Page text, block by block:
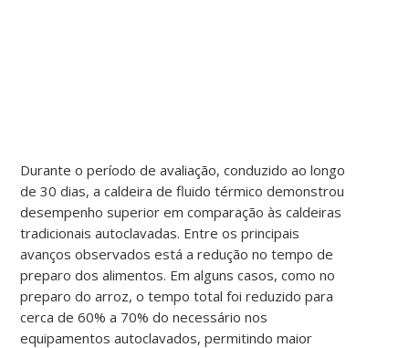
Durante o período de avaliação, conduzido ao longo
de 30 dias, a caldeira de fluido térmico demonstrou
desempenho superior em comparação às caldeiras
tradicionais autoclavadas. Entre os principais
avanços observados está a redução no tempo de
preparo dos alimentos. Em alguns casos, como no
preparo do arroz, o tempo total foi reduzido para
cerca de 60% a 70% do necessário nos
equipamentos autoclavados, permitindo maior